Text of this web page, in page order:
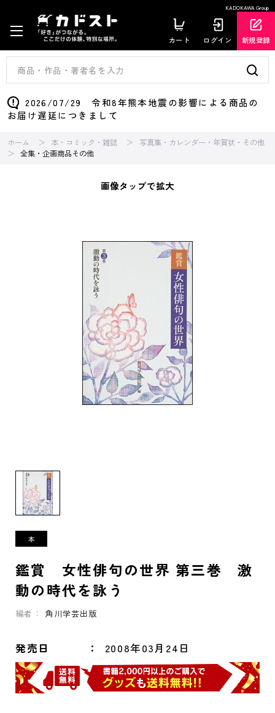
KADOKAWA Group
カート ログイン 新規登録
2026/07/29 令和8年熊本地震の影響による商品の
お届け遅延につきまして
ホーム 本・コミック・雑誌
写真集・カレンダー・年賀状・その他
全集・企画商品その他
画像タップで拡大
鑑賞 女性俳句の世界 第三巻 激
動の時代を詠う
編者： 角川学芸出版
発売日 2008年03月24日